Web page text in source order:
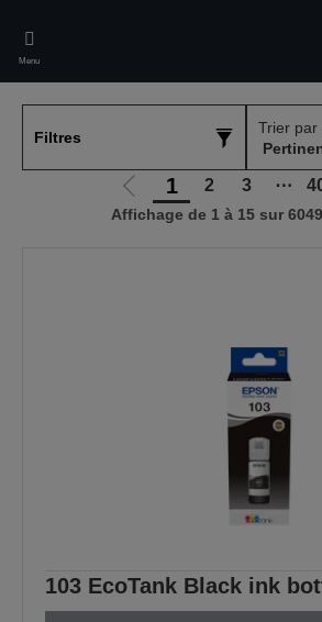
main
content
Menu
Filtres
Trier par
Aller
à
1 2 3 ⋯
Affichage de 1 à 15 sur
103 EcoTank Black ink